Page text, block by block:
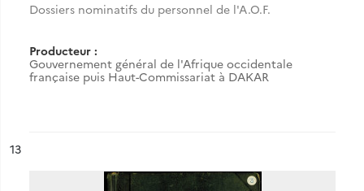
Dossiers nominatifs du personnel de l'A.O.F.
Producteur :
Gouvernement général de l'Afrique occidentale
française puis Haut-Commissariat à DAKAR
n°
13